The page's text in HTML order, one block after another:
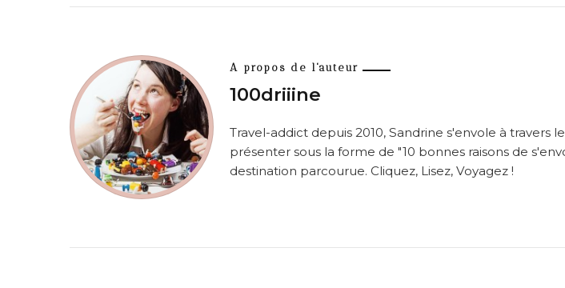
A propos de l'auteur
100driiine
Travel-addict depuis 2010, Sandrine s'envole à travers
présenter sous la forme de "10 bonnes raisons de
destination parcourue. Cliquez, Lisez, Voyagez !